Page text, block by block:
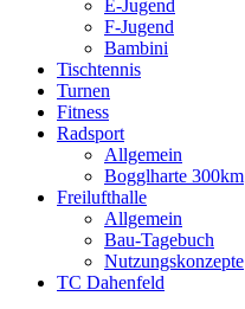
E-Jugend
F-Jugend
Bambini
Tischtennis
Turnen
Fitness
Radsport
Allgemein
Bogglharte 300km
Freilufthalle
Allgemein
Bau-Tagebuch
Nutzungskonzepte
TC Dahenfeld